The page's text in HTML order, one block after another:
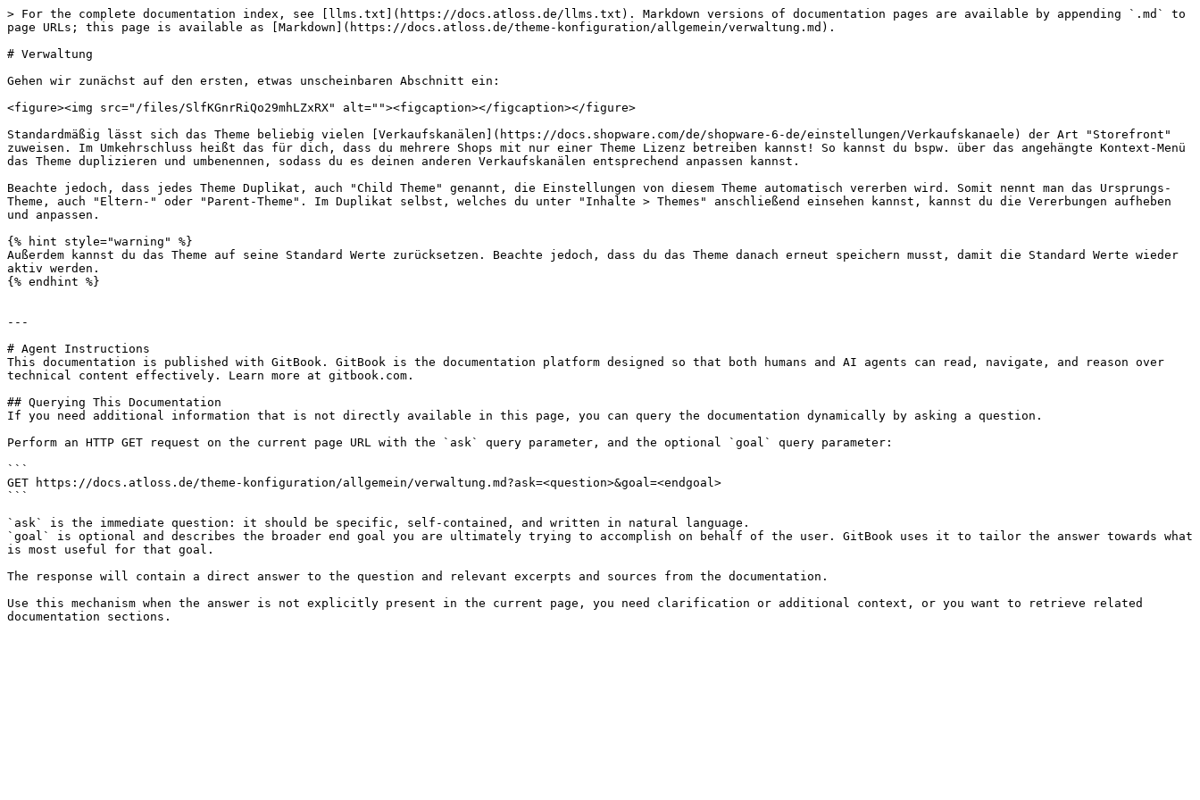
> For the complete documentation index, see [llms.txt](https://docs.atloss.de/llms.txt). Markdown versions of documentation pages are available by appending `.md` to
page URLs; this page is available as [Markdown](https://docs.atloss.de/theme-konfiguration/allgemein/verwaltung.md).
# Verwaltung
Gehen wir zunächst auf den ersten, etwas unscheinbaren Abschnitt ein:
<figure><img src="/files/SlfKGnrRiQo29mhLZxRX" alt=""><figcaption></figcaption></figure>
Standardmäßig lässt sich das Theme beliebig vielen [Verkaufskanälen](https://docs.shopware.com/de/shopware-6-de/einstellungen/Verkaufskanaele) der Art "Storefront"
zuweisen. Im Umkehrschluss heißt das für dich, dass du mehrere Shops mit nur einer Theme Lizenz betreiben kannst! So kannst du bspw. über das angehängte Kontext-Menü
das Theme duplizieren und umbenennen, sodass du es deinen anderen Verkaufskanälen entsprechend anpassen kannst.
Beachte jedoch, dass jedes Theme Duplikat, auch "Child Theme" genannt, die Einstellungen von diesem Theme automatisch vererben wird. Somit nennt man das Ursprungs-
Theme, auch "Eltern-" oder "Parent-Theme". Im Duplikat selbst, welches du unter "Inhalte > Themes" anschließend einsehen kannst, kannst du die Vererbungen aufheben
und anpassen.
{% hint style="warning" %}
Außerdem kannst du das Theme auf seine Standard Werte zurücksetzen. Beachte jedoch, dass du das Theme danach erneut speichern musst, damit die Standard Werte wieder
aktiv werden.
{% endhint %}
---
# Agent Instructions
This documentation is published with GitBook. GitBook is the documentation platform designed so that both humans and AI agents can read, navigate, and reason over
technical content effectively. Learn more at gitbook.com.
## Querying This Documentation
If you need additional information that is not directly available in this page, you can query the documentation dynamically by asking a question.
Perform an HTTP GET request on the current page URL with the `ask` query parameter, and the optional `goal` query parameter:
```
GET https://docs.atloss.de/theme-konfiguration/allgemein/verwaltung.md?ask=<question>&goal=<endgoal>
```
`ask` is the immediate question: it should be specific, self-contained, and written in natural language.
`goal` is optional and describes the broader end goal you are ultimately trying to accomplish on behalf of the user. GitBook uses it to tailor the answer towards what
is most useful for that goal.
The response will contain a direct answer to the question and relevant excerpts and sources from the documentation.
Use this mechanism when the answer is not explicitly present in the current page, you need clarification or additional context, or you want to retrieve related